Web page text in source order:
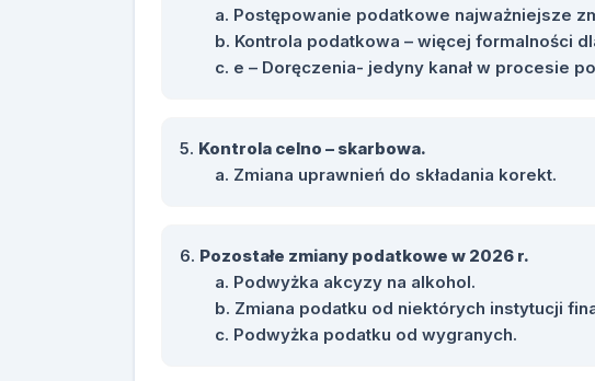
Postępowanie podatkowe najważniejsze
Kontrola podatkowa – więcej formalności
e – Doręczenia- jedyny kanał w procesie
Kontrola celno – skarbowa.
Zmiana uprawnień do składania korekt.
Pozostałe zmiany podatkowe w 2026 r.
Podwyżka akcyzy na alkohol.
Zmiana podatku od niektórych instytucji
Podwyżka podatku od wygranych.